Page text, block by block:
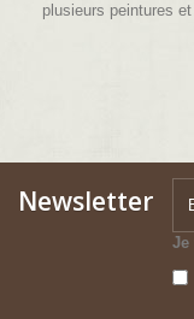
plusieurs peintures
Newsletter
Je